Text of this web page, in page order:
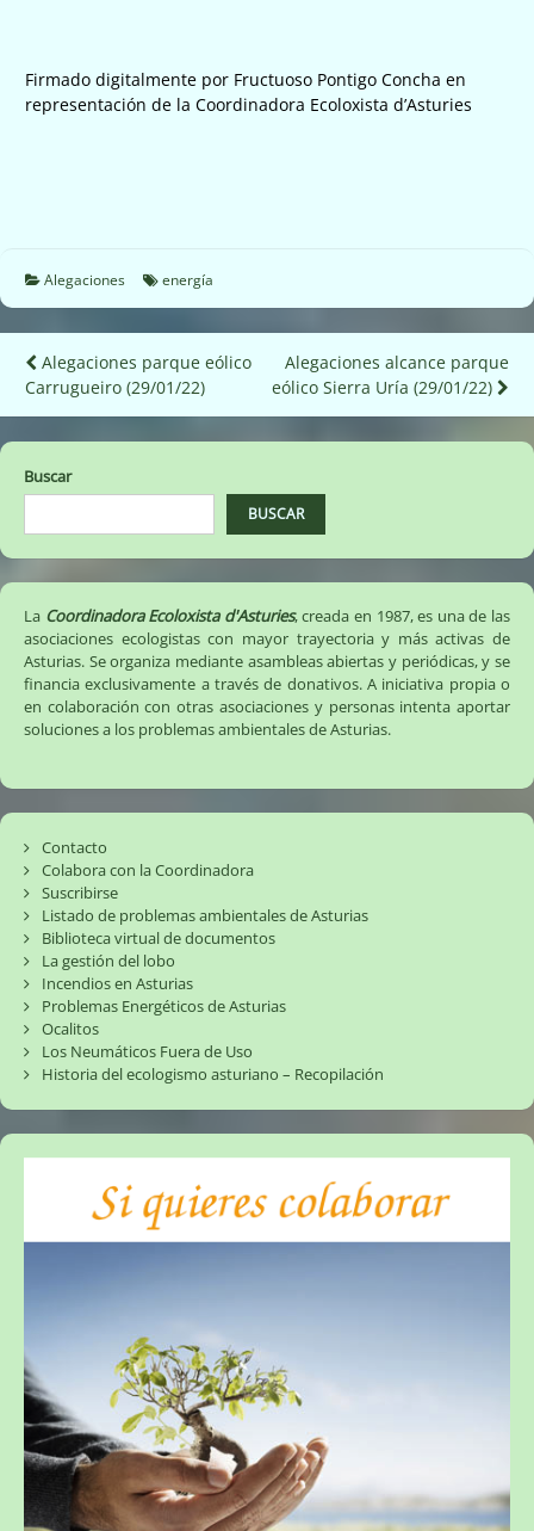
Firmado digitalmente por Fructuoso Pontigo Concha en
representación de la Coordinadora Ecoloxista d’Asturies
Alegaciones energía
Navegación
de
entradas
Alegaciones parque eólico
Carrugueiro (29/01/22)
Alegaciones alcance parque
eólico Sierra Uría (29/01/22)
Buscar
BUSCAR
La Coordinadora Ecoloxista d'Asturies, creada en 1987, es una de las
asociaciones ecologistas con mayor trayectoria y más activas de
Asturias. Se organiza mediante asambleas abiertas y periódicas, y se
financia exclusivamente a través de donativos. A iniciativa propia o
en colaboración con otras asociaciones y personas intenta aportar
soluciones a los problemas ambientales de Asturias.
Contacto
Colabora con la Coordinadora
Suscribirse
Listado de problemas ambientales de Asturias
Biblioteca virtual de documentos
La gestión del lobo
Incendios en Asturias
Problemas Energéticos de Asturias
Ocalitos
Los Neumáticos Fuera de Uso
Historia del ecologismo asturiano – Recopilación